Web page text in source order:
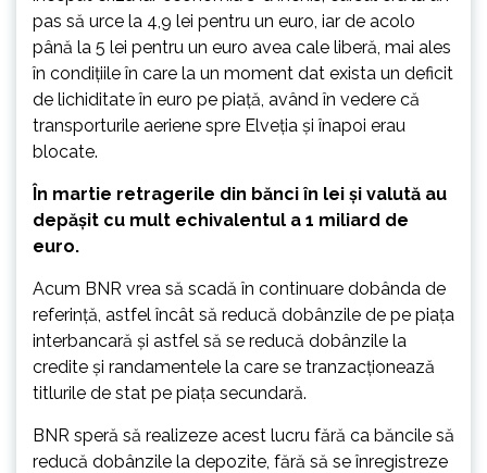
pas să urce la 4,9 lei pentru un euro, iar de acolo
până la 5 lei pentru un euro avea cale liberă, mai ales
în condiţiile în care la un moment dat exista un deficit
de lichiditate în euro pe piaţă, având în vedere că
transporturile aeriene spre Elveţia şi înapoi erau
blocate.
În martie retragerile din bănci în lei şi valută au
depăşit cu mult echivalentul a 1 miliard de
euro.
Acum BNR vrea să scadă în continuare dobânda de
referinţă, astfel încât să reducă dobânzile de pe piaţa
interbancară şi astfel să se reducă dobânzile la
credite şi randamentele la care se tranzacţionează
titlurile de stat pe piaţa secundară.
BNR speră să realizeze acest lucru fără ca băncile să
reducă dobânzile la depozite, fără să se înregistreze